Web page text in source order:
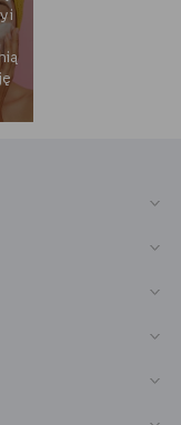
i